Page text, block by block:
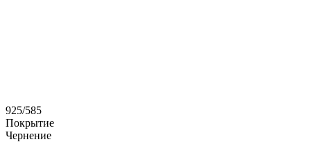
925/585
Покрытие
Чернение